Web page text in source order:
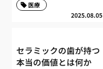
2025.08.05
医療
セラミックの歯が持つ
本当の価値とは何か